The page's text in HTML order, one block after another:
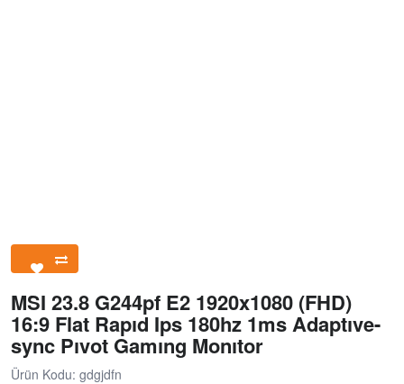
MSI 23.8 G244pf E2 1920x1080 (FHD)
16:9 Flat Rapıd Ips 180hz 1ms Adaptıve-
sync Pıvot Gamıng Monıtor
Ürün Kodu: gdgjdfn